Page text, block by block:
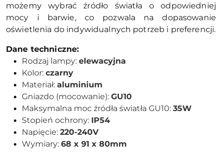
możemy wybrać źródło światła o odpowiedniej
mocy i barwie, co pozwala na dopasowanie
oświetlenia do indywidualnych potrzeb i preferencji.
Dane techniczne:
Rodzaj lampy: elewacyjna
Kolor: czarny
Materiał: aluminium
Gniazdo (mocowanie): GU10
Maksymalna moc źródła światła GU10: 35W
Stopień ochrony: IP54
Napięcie: 220-240V
Wymiary: 68 x 91 x 80mm